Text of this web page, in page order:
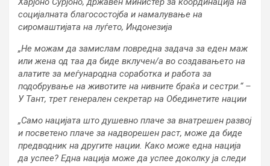
социјалната благосостојба и намалување на
сиромаштијата на луѓето, Индонезија
„Не можам да замислам повредна задача за еден маж
или жена од таа да биде вклучен/a во создавањето на
алатите за меѓународна соработка и работа за
подобрување на животите на нивните браќа и сестри.“ –
У Тант, трет генерален секретар на Обединетите нации
„Само нацијата што душевно плаче за внатрешен развој
и посветено плаче за надворешен раст, може да биде
предводник на другите нации. Како може една нација
да успее? Една нација може да успее доколку ја следи